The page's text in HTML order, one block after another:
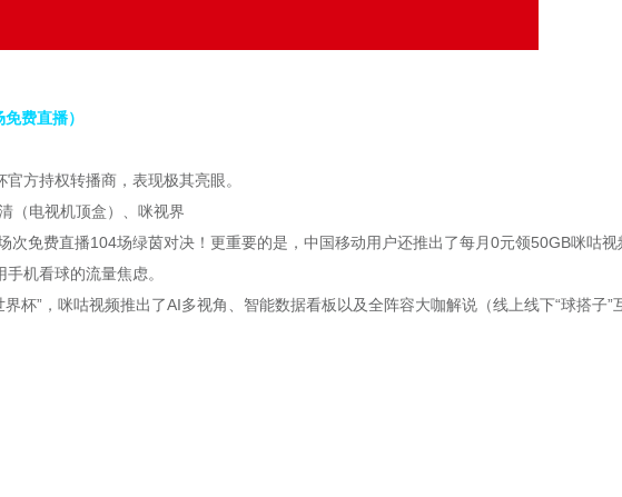
费直播）
方持权转播商，表现极其亮眼。
（电视机顶盒）、咪视界
次免费直播104场绿茵对决！更重要的是，中国移动用户还推出了每月0元领50GB咪咕视
机看球的流量焦虑。
杯”，咪咕视频推出了AI多视角、智能数据看板以及全阵容大咖解说（线上线下“球搭子”